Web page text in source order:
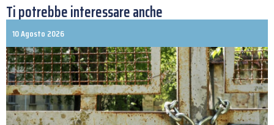
Ti potrebbe interessare anche
10 Agosto 2026